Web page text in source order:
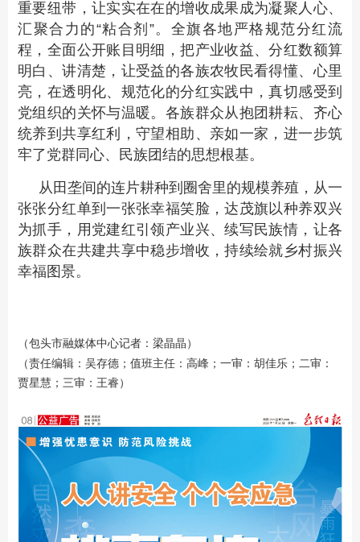
重要纽带，让实实在在的增收成果成为凝聚人心、
汇聚合力的“粘合剂”。全旗各地严格规范分红流
程，全面公开账目明细，把产业收益、分红数额算
明白、讲清楚，让受益的各族农牧民看得懂、心里
亮，在透明化、规范化的分红实践中，真切感受到
党组织的关怀与温暖。各族群众从抱团耕耘、齐心
统养到共享红利，守望相助、亲如一家，进一步筑
牢了党群同心、民族团结的思想根基。
从田垄间的连片耕种到圈舍里的规模养殖，从一
张张分红单到一张张幸福笑脸，达茂旗以种养双兴
为抓手，用党建红引领产业兴、续写民族情，让各
族群众在共建共享中稳步增收，持续绘就乡村振兴
幸福图景。
（包头市融媒体中心记者：梁晶晶）
（责任编辑：吴存德；值班主任：高峰；一审：胡佳乐；二审：
贾星慧；三审：王睿）